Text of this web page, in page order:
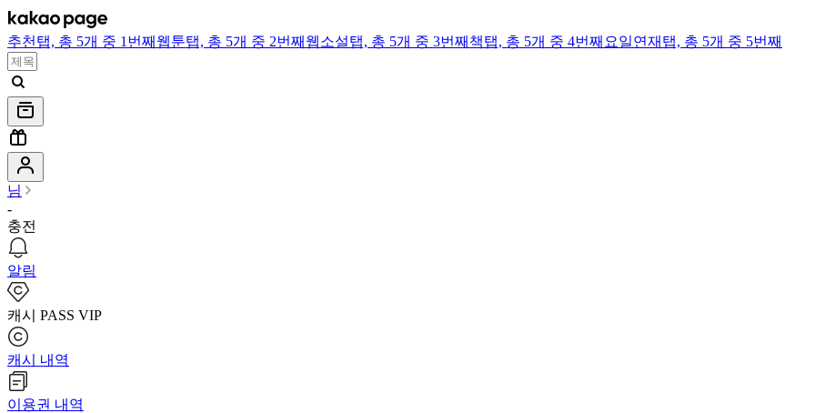
추천 탭, 총 5개 중 1번째 웹툰탭, 총 5개 중 2번째 웹소설탭, 총 5개 중 3번째 책탭, 총 5개 중 4번째 요일연재 탭, 총 5개 중 5번째
님
-
충전
알림
캐시 PASS VIP
캐시 내역
이용권 내역